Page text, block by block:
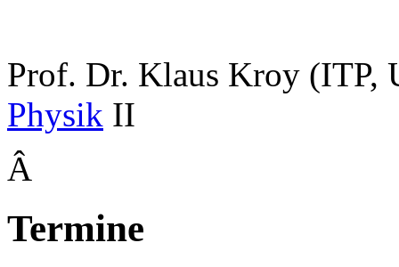
Prof. Dr. Klaus Kroy (ITP,
Physik II
Â
Termine